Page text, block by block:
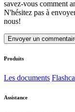
savez-vous comment
N'hésitez pas à
nous!
Envoyer un
Produits
Les documents
Assistance